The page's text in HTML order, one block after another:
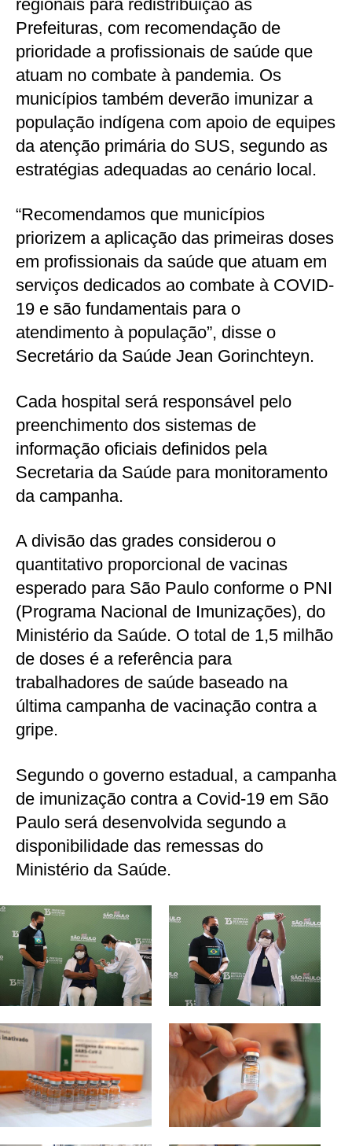
regionais para redistribuição às
Prefeituras, com recomendação de
prioridade a profissionais de saúde que
atuam no combate à pandemia. Os
municípios também deverão imunizar a
população indígena com apoio de equipes
da atenção primária do SUS, segundo as
estratégias adequadas ao cenário local.
“Recomendamos que municípios
priorizem a aplicação das primeiras doses
em profissionais da saúde que atuam em
serviços dedicados ao combate à COVID-
19 e são fundamentais para o
atendimento à população”, disse o
Secretário da Saúde Jean Gorinchteyn.
Cada hospital será responsável pelo
preenchimento dos sistemas de
informação oficiais definidos pela
Secretaria da Saúde para monitoramento
da campanha.
A divisão das grades considerou o
quantitativo proporcional de vacinas
esperado para São Paulo conforme o PNI
(Programa Nacional de Imunizações), do
Ministério da Saúde. O total de 1,5 milhão
de doses é a referência para
trabalhadores de saúde baseado na
última campanha de vacinação contra a
gripe.
Segundo o governo estadual, a campanha
de imunização contra a Covid-19 em São
Paulo será desenvolvida segundo a
disponibilidade das remessas do
Ministério da Saúde.